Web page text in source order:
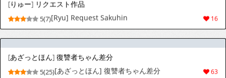
[あざっとほん] 復讐者ちゃん差分
63
5(25)[あざっとほん] 復讐者ちゃん差分
[あざっとほん] 聖夜の営みアビーちゃん差分 (Fate/Grand Order)